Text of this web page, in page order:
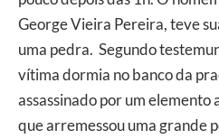
George Vieira Pereira, teve
uma pedra. Segundo
vítima dormia no banco da
assassinado por um
que arremessou uma grande